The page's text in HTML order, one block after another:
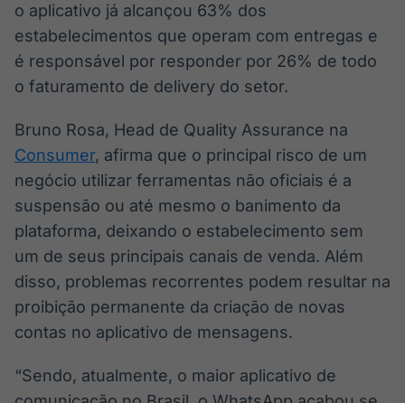
Broadcast
Ticker
Cotações e
headlines de
notícias
Broadcast
Widgets
Componentes
para conteúdos e
funcionalidades
Broadcast
Wallboard
Conteúdos e
displays e telas
o aplicativo já alcançou 63% dos
estabelecimentos que operam com entregas e
é responsável por responder por 26% de todo
o faturamento de delivery do setor.
Bruno Rosa, Head de Quality Assurance na
Consumer, afirma que o principal risco de um
negócio utilizar ferramentas não oficiais é a
suspensão ou até mesmo o banimento da
plataforma, deixando o estabelecimento sem
um de seus principais canais de venda. Além
disso, problemas recorrentes podem resultar na
proibição permanente da criação de novas
contas no aplicativo de mensagens.
“Sendo, atualmente, o maior aplicativo de